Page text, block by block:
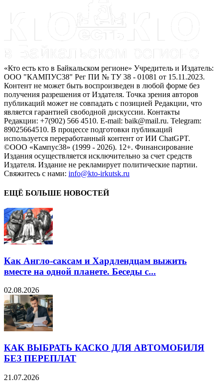
«Кто есть кто в Байкальском регионе» Учредитель и Издатель:
ООО "КАМПУС38" Рег ПИ № ТУ 38 - 01081 от 15.11.2023.
Контент не может быть воспроизведен в любой форме без
получения разрешения от Издателя. Точка зрения авторов
публикаций может не совпадать с позицией Редакции, что
является гарантией свободной дискуссии. Контакты
Редакции: +7(902) 566 4510. E-mail: baik@mail.ru. Telegram:
89025664510. В процессе подготовки публикаций
используется переработанный контент от ИИ ChatGPT.
©ООО «Кампус38» (1999 - 2026). 12+. Финансирование
Издания осуществляется исключительно за счет средств
Издателя. Издание не рекламирует политические партии.
Свяжитесь с нами: info@kto-irkutsk.ru
ЕЩЁ БОЛЬШЕ НОВОСТЕЙ
Как Англо-саксам и Хардлендцам выжить
вместе на одной планете. Беседы с...
02.08.2026
КАК ВЫБРАТЬ КАСКО ДЛЯ АВТОМОБИЛЯ
БЕЗ ПЕРЕПЛАТ
21.07.2026